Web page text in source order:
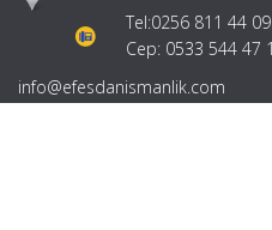
Tel:0256 811 44 09
Cep: 0533 544 47
info@efesdanismanlik.com